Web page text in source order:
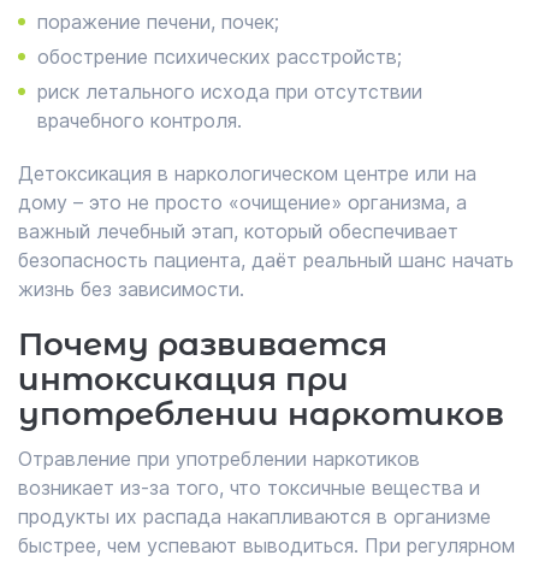
поражение печени, почек;
обострение психических расстройств;
риск летального исхода при отсутствии
врачебного контроля.
Детоксикация в наркологическом центре или на
дому – это не просто «очищение» организма, а
важный лечебный этап, который обеспечивает
безопасность пациента, даёт реальный шанс начать
жизнь без зависимости.
Почему развивается
интоксикация при
употреблении наркотиков
Отравление при употреблении наркотиков
возникает из-за того, что токсичные вещества и
продукты их распада накапливаются в организме
быстрее, чем успевают выводиться. При регулярном